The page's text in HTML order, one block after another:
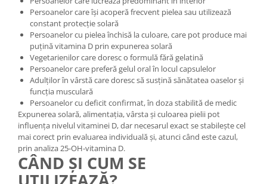
Persoanelor care își acoperă frecvent pielea sau utilizează
constant protecție solară
Persoanelor cu pielea închisă la culoare, care pot produce mai
puțină vitamina D prin expunerea solară
Vegetarienilor care doresc o formulă fără gelatină
Persoanelor care preferă gelul oral în locul capsulelor
Adulților în vârstă care doresc să susțină sănătatea oaselor și
funcția musculară
Persoanelor cu deficit confirmat, în doza stabilită de medic
Expunerea solară, alimentația, vârsta și culoarea pielii pot
influența nivelul vitaminei D, dar necesarul exact se stabilește cel
mai corect prin evaluarea individuală și, atunci când este cazul,
prin analiza 25-OH-vitamina D.
CÂND ȘI CUM SE